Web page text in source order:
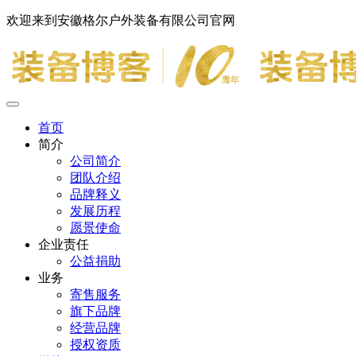
欢迎来到安徽格尔户外装备有限公司官网
首页
简介
公司简介
团队介绍
品牌释义
发展历程
愿景使命
企业责任
公益捐助
业务
寄售服务
旗下品牌
经营品牌
授权资质